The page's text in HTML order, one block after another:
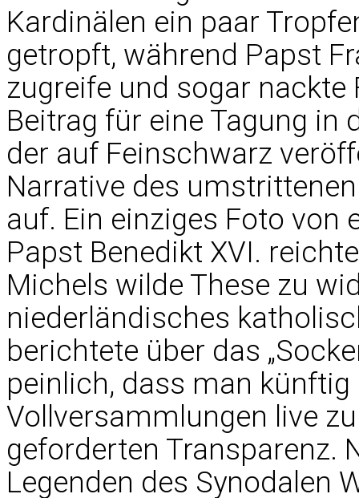
Kardinälen ein paar
getropft, während Papst
zugreife und sogar
Beitrag für eine Tagung in
der auf Feinschwarz
Narrative des
auf. Ein einziges Foto
Papst Benedikt XVI.
Michels wilde These zu
niederländisches
berichtete über das
peinlich, dass man künftig
Vollversammlungen live
geforderten Transparenz.
Legenden des Synodalen